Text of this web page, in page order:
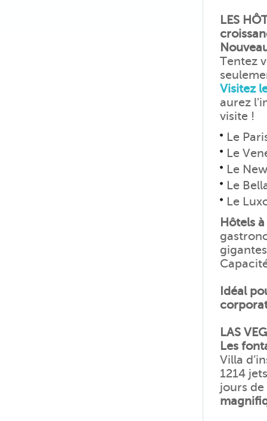
LES
Tentez
Visitez
aurez
visite !
Le
Le
Le
Le
Le
Hôtels
Idéal
LAS
Les
Villa
1214
jours